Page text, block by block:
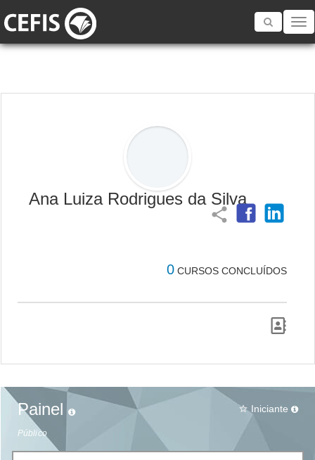
Toggle
Ana Luiza Rodrigues da Silva
share
0 CURSOS CONCLUÍDOS
Painel
Público
star_border Iniciante